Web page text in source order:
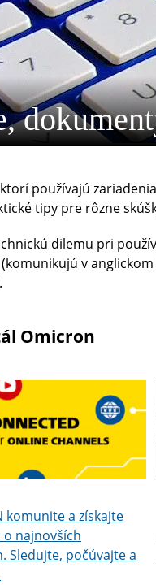
používajú
tipy pre rôzne
dilemu pri
v
Omicron
komunite a získajte
najnovších
Sledujte, počúvajte a